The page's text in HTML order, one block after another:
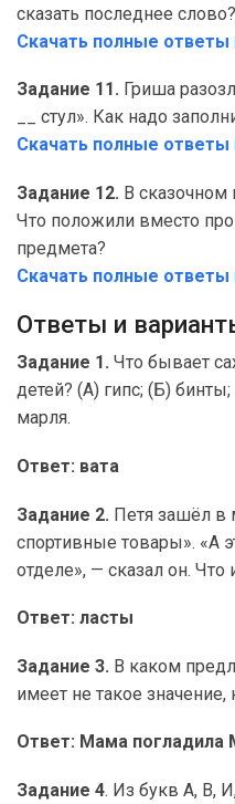
сказать последнее слово?
Скачать полные ответы
Задание 11. Гриша
__ стул». Как надо
Скачать полные ответы
Задание 12. В сказочном
Что положили вместо
предмета?
Скачать полные ответы
Ответы и
Задание 1. Что бывает
детей? (А) гипс; (Б)
марля.
Ответ: вата
Задание 2. Петя зашёл в
спортивные товары». «А
отделе», — сказал он.
Ответ: ласты
Задание 3. В каком
имеет не такое значение,
Ответ: Мама
Задание 4. Из букв А, В,